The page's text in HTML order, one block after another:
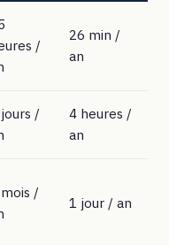
/
26 min /
an
/
4 heures /
an
/
1 jour / an